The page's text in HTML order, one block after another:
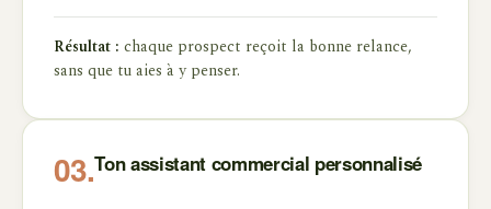
Résultat : chaque prospect reçoit la bonne relance,
sans que tu aies à y penser.
03. Ton assistant commercial personnalisé